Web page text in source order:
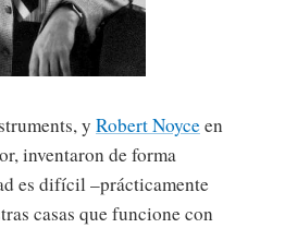
y Robert Noyceen
inventaron de forma
es difícil –prácticamente
casas que funcione con